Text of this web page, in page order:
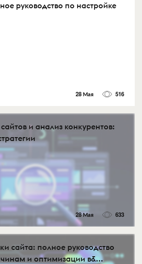
руководство по настройке
28 Мая 516
и анализ конкурентов:
28 Мая 633
сайта: полное руководство
и оптимизации в&...